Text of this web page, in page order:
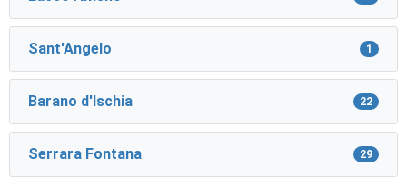
Sant'Angelo 1
Barano d'Ischia 22
Serrara Fontana 29